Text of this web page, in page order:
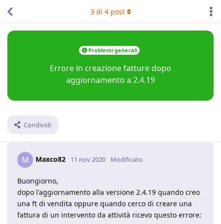
Problemi generali
Errore in creazione fatture dopo
aggiornamento a 2.4.19
Condividi
3di 4post
M Maxco82 11 nov 2020 Modificato
Buongiorno,
dopo l'aggiornamento alla versione 2.4.19 quando creo
una ft di vendita oppure quando cerco di creare una
fattura di un intervento da attività ricevo questo errore: